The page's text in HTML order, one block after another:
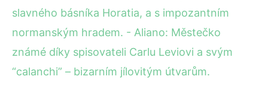
slavného básníka Horatia, a s impozantním
normanským hradem. - Aliano: Městečko
známé díky spisovateli Carlu Leviovi a svým
“calanchi” – bizarním jílovitým útvarům.